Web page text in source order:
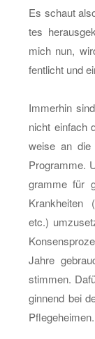
Es schaut
tes
mich nun,
fent­licht und
Im­mer­hin
nicht ein­fach
wei­se an die
Pro­gram­me.
gram­me für
Krank­hei­ten
etc.)
Jahre
stim­men.
gin­nend bei
Pfle­ge­hei­men.